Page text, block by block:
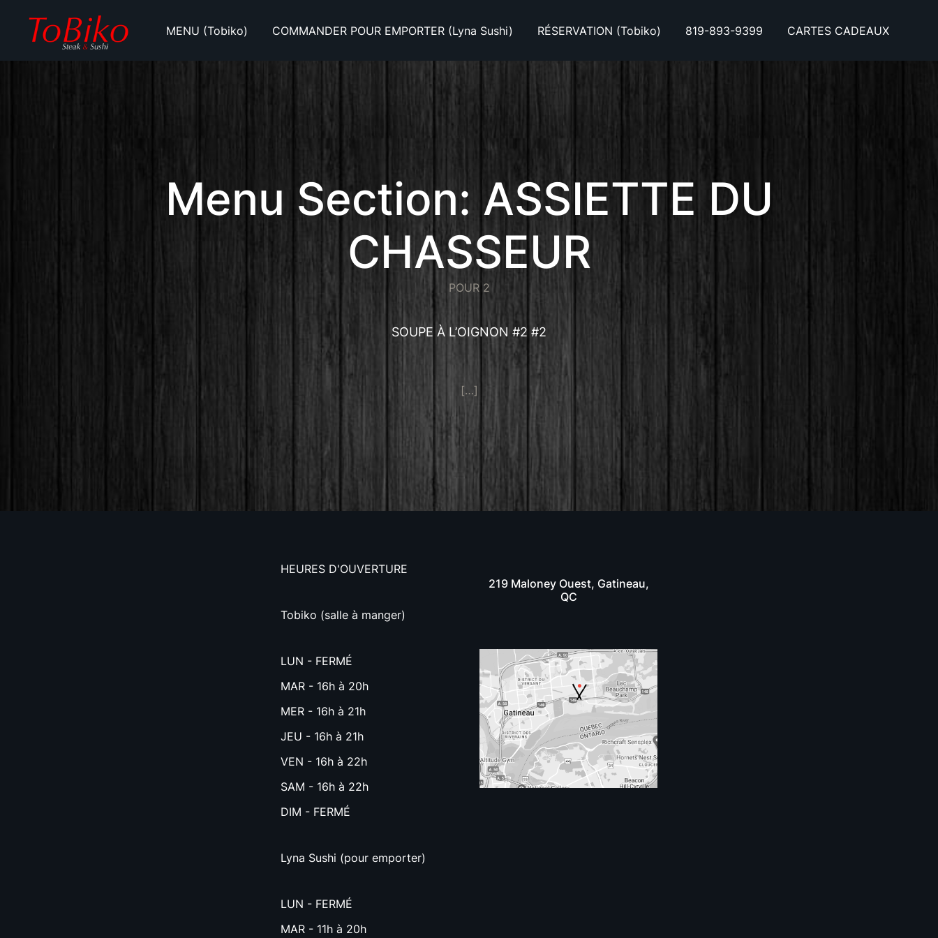
content
Tobiko Lynale Sushi
Tobiko Steak et Sushi / Lyna le Sushi
MENU (Tobiko) COMMANDER POUR EMPORTER (Lyna Sushi) RÉSERVATION (Tobiko) 819-893-9399 CARTES CADEAUX
Menu Section: ASSIETTE DU
CHASSEUR
POUR 2
SOUPE À L’OIGNON #2 #2
[…]
HEURES D'OUVERTURE
Tobiko (salle à manger)
LUN - FERMÉ
MAR - 16h à 20h
MER - 16h à 21h
JEU - 16h à 21h
VEN - 16h à 22h
SAM - 16h à 22h
DIM - FERMÉ
Lyna Sushi (pour emporter)
LUN - FERMÉ
MAR - 11h à 20h
219 Maloney Ouest, Gatineau,
QC